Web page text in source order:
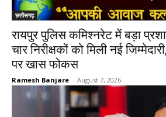
छत्तीसगढ़
रायपुर पुलिस कमिश्नरेट में बड़ा
चार निरीक्षकों को मिली नई
पर खास फोकस
Ramesh Banjare - August 7, 2026